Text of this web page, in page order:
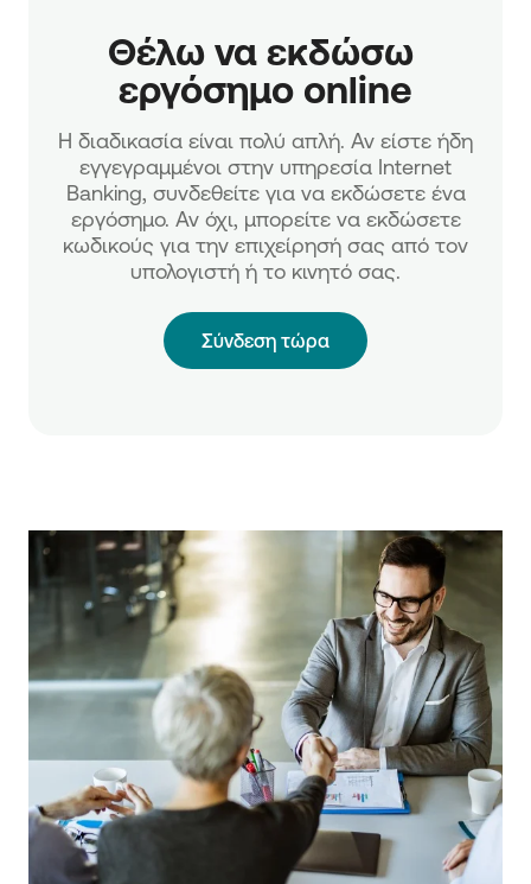
Θέλω να εκδώσω
εργόσημο online
H διαδικασία είναι πολύ απλή. Αν είστε ήδη
εγγεγραμμένοι στην υπηρεσία Internet
Banking, συνδεθείτε για να εκδώσετε ένα
εργόσημο. Αν όχι, μπορείτε να εκδώσετε
κωδικούς για την επιχείρησή σας από τον
υπολογιστή ή το κινητό σας.
Σύνδεση τώρα